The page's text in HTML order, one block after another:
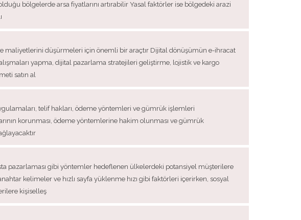
bölgelerde arsa fiyatlarını artırabilir Yasal faktörler ise bölgedeki arazi
maliyetlerini düşürmeleri için önemli bir araçtır Dijital dönüşümün e-ihracat
yapma, dijital pazarlama stratejileri geliştirme, lojistik ve kargo
satın al
telif hakları, ödeme yöntemleri ve gümrük işlemleri
korunması, ödeme yöntemlerine hakim olunması ve gümrük
pazarlaması gibi yöntemler hedeflenen ülkelerdeki potansiyel müşterilere
kelimeler ve hızlı sayfa yüklenme hızı gibi faktörleri içerirken, sosyal
kişiselleş